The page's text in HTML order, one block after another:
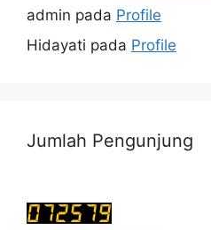
admin pada Profile
Hidayati pada Profile
Jumlah Pengunjung